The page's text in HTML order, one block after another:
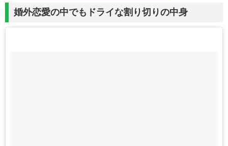
婚外恋愛の中でもドライな割り切りの中身